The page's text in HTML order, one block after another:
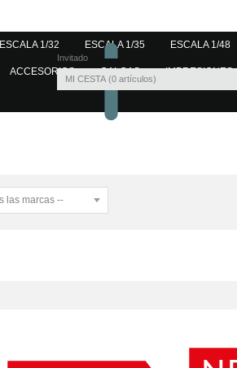
Invitado
MI CESTA 0 artículos
ESCALA 1/32 ESCALA 1/35 ESCALA 1/48
ACCESORIOS CALCAS IMPRESIONES